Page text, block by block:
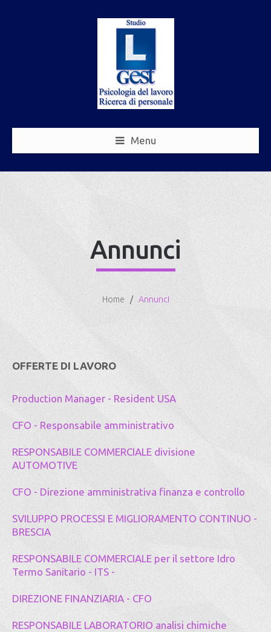
Menu
Annunci
Home Annunci
OFFERTE DI LAVORO
Production Manager - Resident USA
CFO - Responsabile amministrativo
RESPONSABILE COMMERCIALE divisione
AUTOMOTIVE
CFO - Direzione amministrativa finanza e controllo
SVILUPPO PROCESSI E MIGLIORAMENTO CONTINUO -
BRESCIA
RESPONSABILE COMMERCIALE per il settore Idro
Termo Sanitario - ITS -
DIREZIONE FINANZIARIA - CFO
RESPONSABILE LABORATORIO analisi chimiche